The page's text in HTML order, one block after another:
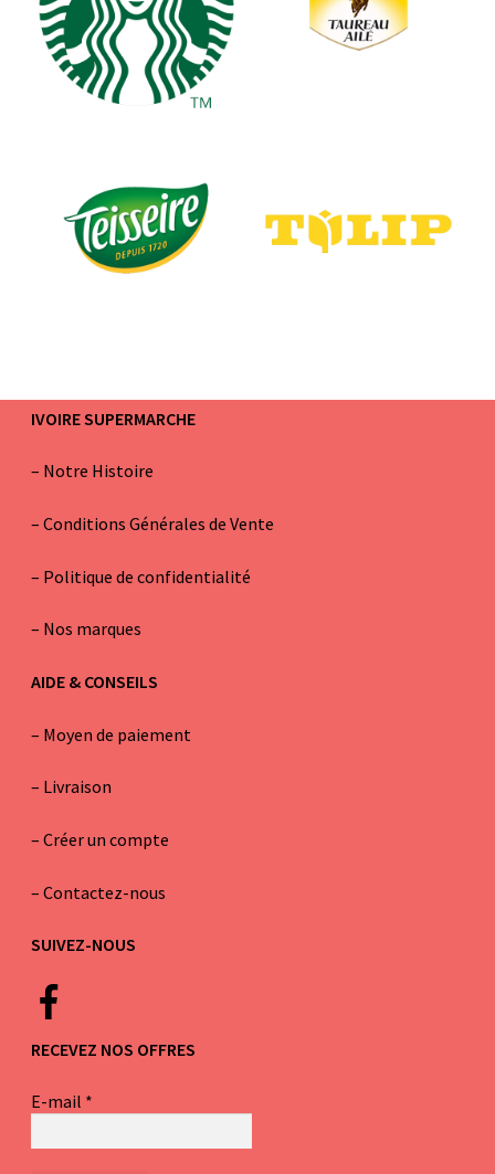
IVOIRE SUPERMARCHE
– Notre Histoire
– Conditions Générales de Vente
– Politique de confidentialité
– Nos marques
AIDE & CONSEILS
– Moyen de paiement
– Livraison
– Créer un compte
– Contactez-nous
SUIVEZ-NOUS
RECEVEZ NOS OFFRES
E-mail *